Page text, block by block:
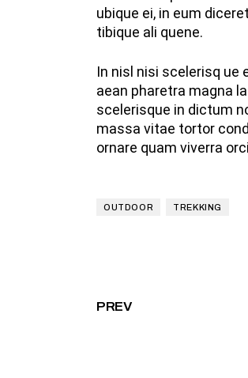
ubique ei, in eum
tibique ali quene.
In nisl nisi scelerisq ue
aean pharetra magna
scelerisque in dictum
massa vitae tortor
ornare quam viverra
OUTDOOR TREKKING
PREV